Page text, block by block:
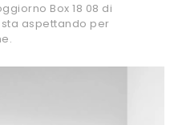
Box 18 08 di
aspettando per